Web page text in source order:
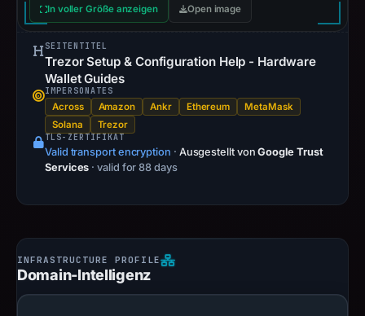
In voller Größe anzeigen Open image
SEITENTITEL
Trezor Setup & Configuration Help - Hardware
Wallet Guides
IMPERSONATES
Across Amazon Ankr Ethereum
MetaMask
Solana
Trezor
TLS-ZERTIFIKAT
Valid transport encryption · Ausgestellt vonGoogle Trust
Services · valid for 88 days
Domain-Intelligenz